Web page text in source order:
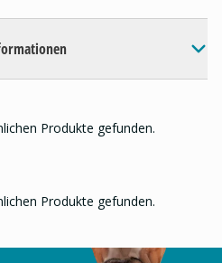
Produkte gefunden.
Produkte gefunden.